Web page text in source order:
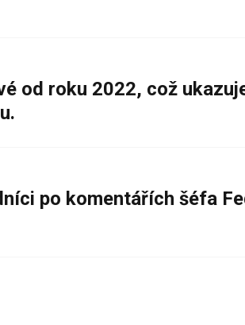
od roku 2022, což
po komentářích šéfa